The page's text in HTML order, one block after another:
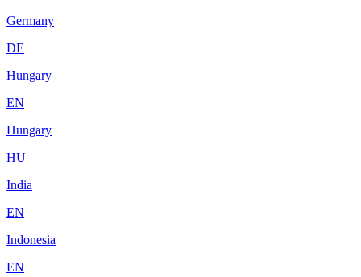
Germany
DE
Hungary
EN
Hungary
HU
India
EN
Indonesia
EN